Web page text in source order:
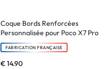
Coque Bords Renforcées
Personnalisée pour Poco X7 Pro
FABRICATION FRANÇAISE
€14.90